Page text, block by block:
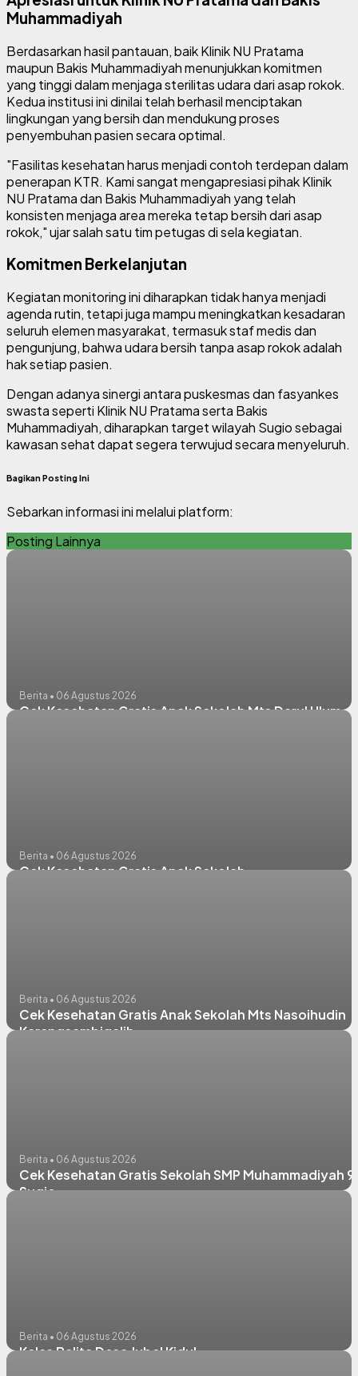
Muhammadiyah
Berdasarkan hasil pantauan, baik Klinik NU Pratama
maupun Bakis Muhammadiyah menunjukkan komitmen
yang tinggi dalam menjaga sterilitas udara dari asap rokok.
Kedua institusi ini dinilai telah berhasil menciptakan
lingkungan yang bersih dan mendukung proses
penyembuhan pasien secara optimal.
"Fasilitas kesehatan harus menjadi contoh terdepan dalam
penerapan KTR. Kami sangat mengapresiasi pihak Klinik
NU Pratama dan Bakis Muhammadiyah yang telah
konsisten menjaga area mereka tetap bersih dari asap
rokok," ujar salah satu tim petugas di sela kegiatan.
Komitmen Berkelanjutan
Kegiatan monitoring ini diharapkan tidak hanya menjadi
agenda rutin, tetapi juga mampu meningkatkan kesadaran
seluruh elemen masyarakat, termasuk staf medis dan
pengunjung, bahwa udara bersih tanpa asap rokok adalah
hak setiap pasien.
Dengan adanya sinergi antara puskesmas dan fasyankes
swasta seperti Klinik NU Pratama serta Bakis
Muhammadiyah, diharapkan target wilayah Sugio sebagai
kawasan sehat dapat segera terwujud secara menyeluruh.
Bagikan Posting Ini
Sebarkan informasi ini melalui platform:
Posting Lainnya
Berita • 06 Agustus 2026
Cek Kesehatan Gratis Anak Sekolah Mts Darul Ulum
Berita • 06 Agustus 2026
Cek Kesehatan Gratis Anak Sekolah
Berita • 06 Agustus 2026
Cek Kesehatan Gratis Anak Sekolah Mts Nasoihudin
Karangsambigalih
Berita • 06 Agustus 2026
Cek Kesehatan Gratis Sekolah SMP Muhammadiyah 9
Sugio
Berita • 06 Agustus 2026
Kelas Balita Desa Jubel Kidul